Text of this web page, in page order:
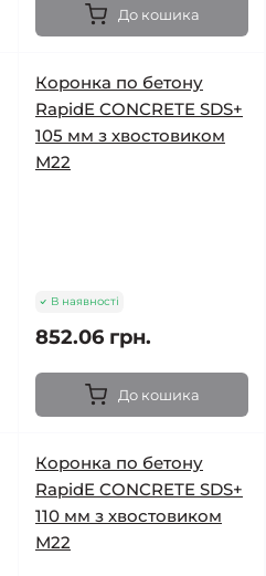
До кошика
Коронка по бетону
RapidE CONCRETE SDS+
105 мм з хвостовиком
М22
В наявності
852.06 грн.
До кошика
Коронка по бетону
RapidE CONCRETE SDS+
110 мм з хвостовиком
М22